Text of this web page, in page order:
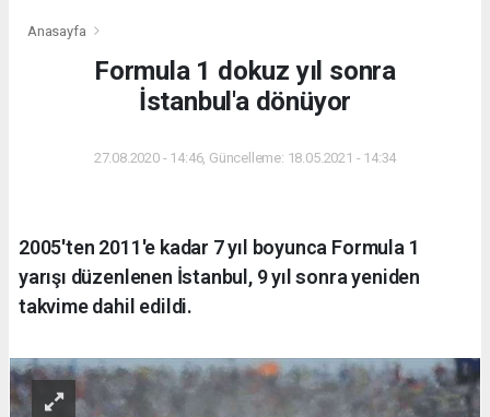
Anasayfa
Formula 1 dokuz yıl sonra
İstanbul'a dönüyor
27.08.2020 - 14:46, Güncelleme: 18.05.2021 - 14:34
2005'ten 2011'e kadar 7 yıl boyunca Formula 1
yarışı düzenlenen İstanbul, 9 yıl sonra yeniden
takvime dahil edildi.